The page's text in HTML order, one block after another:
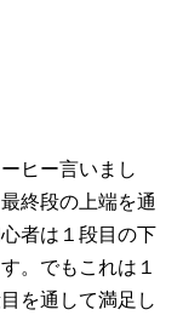
ヒー言いまし
終段の上端を通
者は１段目の下
。でもこれは１
を通して満足し